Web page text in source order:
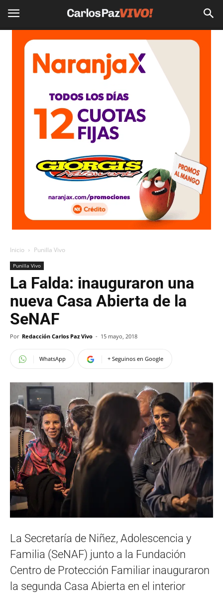
Inicio Punilla Vivo
Punilla Vivo
La Falda: inauguraron una
nueva Casa Abierta de la
SeNAF
Por Redacción Carlos Paz Vivo - 15 mayo, 2018
WhatsApp + Seguinos en Google
La Secretaría de Niñez, Adolescencia y
Familia (SeNAF) junto a la Fundación
Centro de Protección Familiar inauguraron
la segunda Casa Abierta en el interior